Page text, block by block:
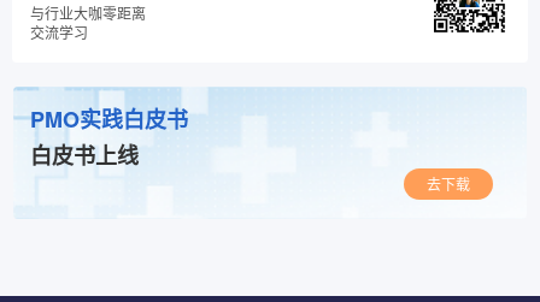
与行业大咖零距离
交流学习
PMO实践白皮书
白皮书上线
去下载